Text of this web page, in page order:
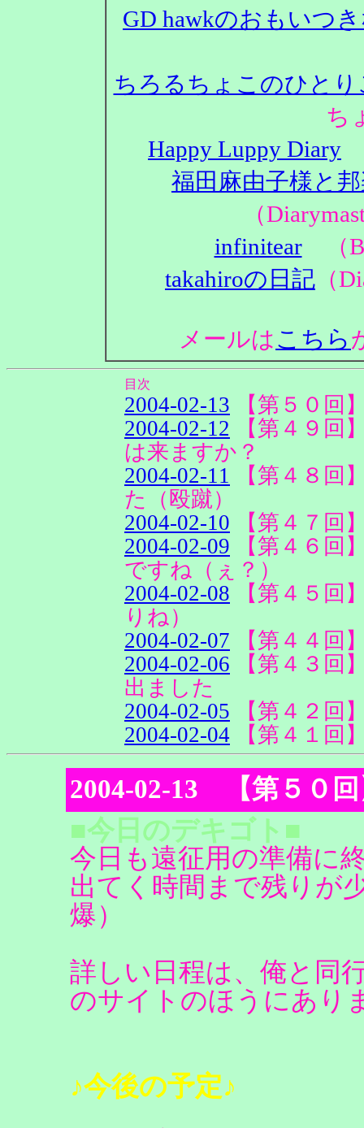
GD hawkのおもいつ
ちろるちょこのひとり
ち
Happy Luppy Diary
福田麻由子様と
（
infinitear（
takahiroの日記 （
メールはこちら
目次
2004-02-13 【第５０回
2004-02-12 【第４９回
は来ますか？
2004-02-11
【第４８回
た（殴蹴）
2004-02-10 【第４７回
2004-02-09 【第４６回
ですね（ぇ？）
2004-02-08 【第４５回
りね）
2004-02-07 【第４４回
2004-02-06 【第４３回
出ました
2004-02-05 【第４２回
2004-02-04 【第４１回
2004-02-13 【第５０
■今日のデキゴト■
今日も遠征用の準備に
出てく時間まで残りが
爆）
詳しい日程は、俺と同
のサイトのほうにあり
♪今後の予定♪